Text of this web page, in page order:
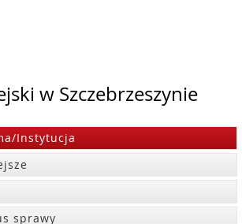
w Szczebrzeszynie
Instytucja
sprawy